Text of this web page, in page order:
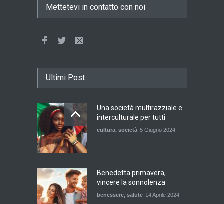
Mettetevi in contatto con noi
Ultimi Post
Una società multirazziale e
interculturale per tutti
cultura, società 5 Giugno 2024
Benedetta primavera,
vincere la sonnolenza
benessere, salute 14 Aprile 2024